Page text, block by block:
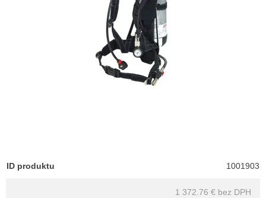
ID produktu 1001903
1 372.76 € bez DPH